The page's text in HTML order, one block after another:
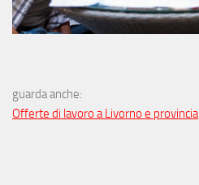
guarda anche:
Offerte di lavoro a Livorno e provincia